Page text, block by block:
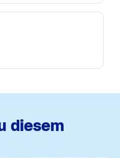
diesem